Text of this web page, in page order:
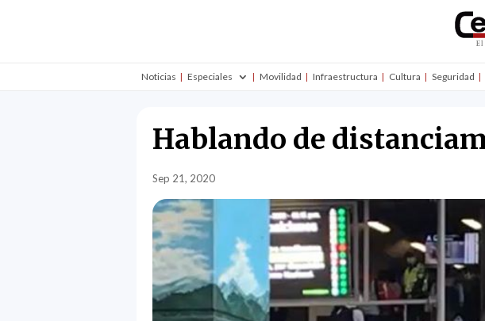
Noticias Especiales Movilidad Infraestructura Cultura Seguridad
Hablando de
Sep 21, 2020